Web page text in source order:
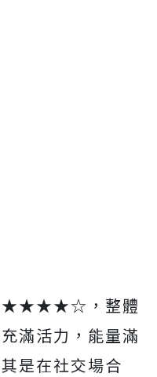
★★★★☆，整體
滿活力，能量滿
是在社交場合